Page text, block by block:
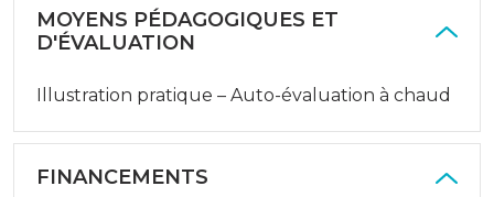
MOYENS PÉDAGOGIQUES ET
D'ÉVALUATION
Illustration pratique – Auto-évaluation à chaud
FINANCEMENTS